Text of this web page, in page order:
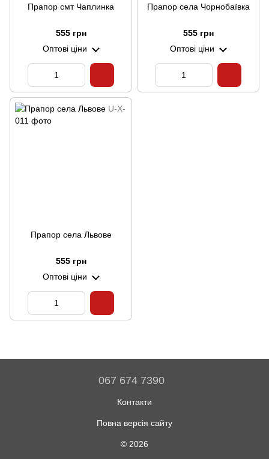
Прапор смт Чаплинка
555 грн
Оптові ціни
Прапор села Чорнобаївка
555 грн
Оптові ціни
Прапор села Львове
555 грн
Оптові ціни
067 674 7390
Контакти
Повна версія сайту
© 2026